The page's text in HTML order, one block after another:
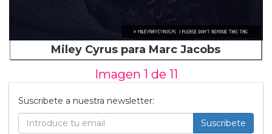
Miley Cyrus para Marc Jacobs
Imagen 1 de 11
Suscribete a nuestra newsletter:
Suscribete